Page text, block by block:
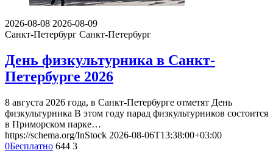
2026-08-08 2026-08-09
Санкт-Петербург Санкт-Петербург
День физкультурника в Санкт-
Петербурге 2026
8 августа 2026 года, в Санкт-Петербурге отметят День
физкультурника В этом году парад физкультурников состоится
в Приморском парке…
https://schema.org/InStock 2026-08-06T13:38:00+03:00
0Бесплатно 644 3